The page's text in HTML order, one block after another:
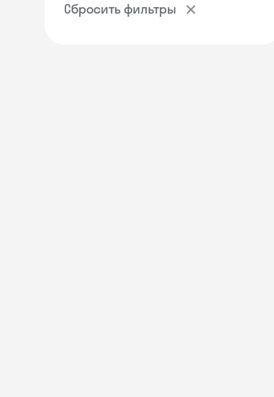
Сбросить фильтры